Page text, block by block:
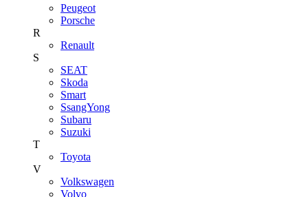
Peugeot
Porsche
R
Renault
S
SEAT
Skoda
Smart
SsangYong
Subaru
Suzuki
T
Toyota
V
Volkswagen
Volvo